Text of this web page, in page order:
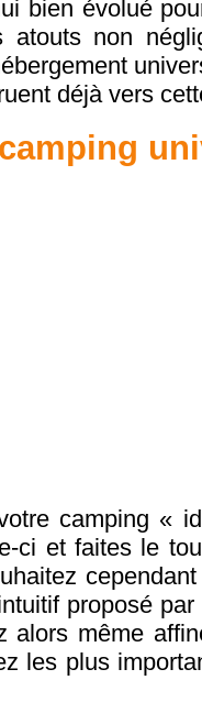
bien évolué
atouts non
déjà vers
camping «
ci et faites le
proposé
alors même
les plus